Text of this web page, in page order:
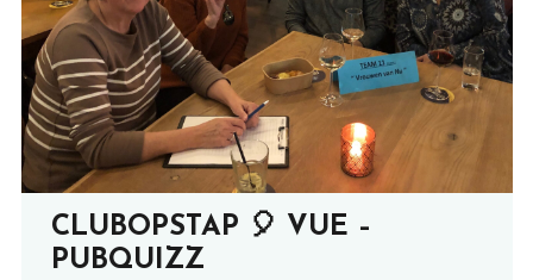
CLUBOPSTAP 🎈 VUE –
PUBQUIZZ